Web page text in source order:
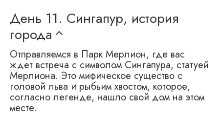
День 11. Сингапур, история
города
Отправляемся в Парк Мерлион, где вас
ждет встреча с символом Сингапура, статуей
Мерлиона. Это мифическое существо с
головой льва и рыбьим хвостом, которое,
согласно легенде, нашло свой дом на этом
месте.